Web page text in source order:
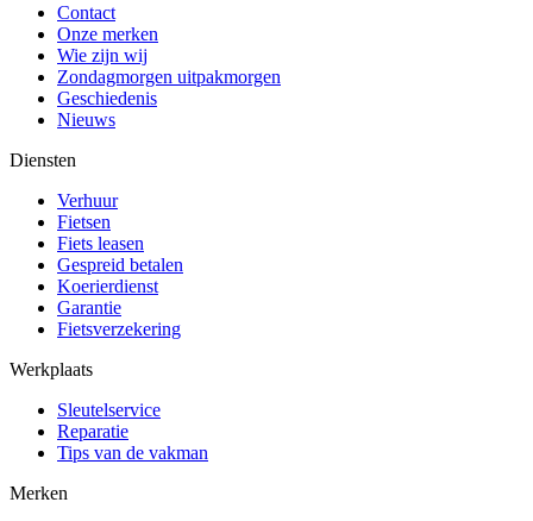
Contact
Onze merken
Wie zijn wij
Zondagmorgen uitpakmorgen
Geschiedenis
Nieuws
Diensten
Verhuur
Fietsen
Fiets leasen
Gespreid betalen
Koerierdienst
Garantie
Fietsverzekering
Werkplaats
Sleutelservice
Reparatie
Tips van de vakman
Merken